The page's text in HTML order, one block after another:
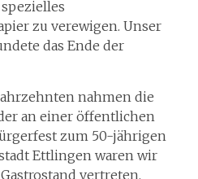
zu verewigen. Unser
das Ende der
nahmen die
an einer öffentlichen
zum 50-jährigen
Ettlingen waren wir
vertreten.